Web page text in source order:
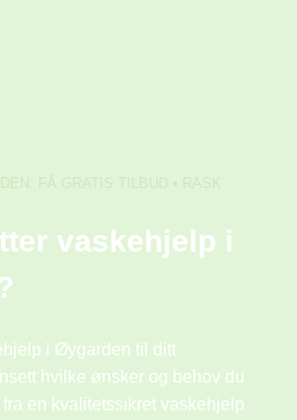
FÅ GRATIS TILBUD • RASK
vaskehjelp i
i Øygarden til ditt
hvilke ønsker og behov du
en kvalitetssikret vaskehjelp